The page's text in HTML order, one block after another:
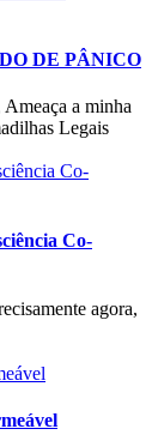
DE PÂNICO
a minha
Legais
Co-
agora,